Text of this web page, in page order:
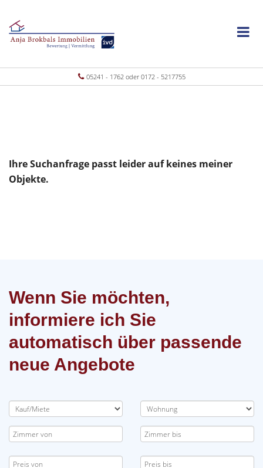
05241 - 1762 oder 0172 - 5217755
Ihre Suchanfrage passt leider auf keines meiner
Objekte.
Wenn Sie möchten,
informiere ich Sie
automatisch über passende
neue Angebote